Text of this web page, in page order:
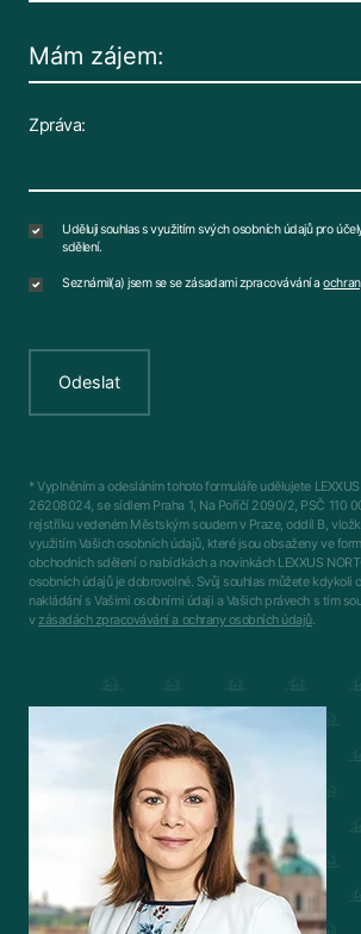
Zpráva:
Uděluji souhlas s využitím svých osobních údajů pro
sdělení.
Seznámil(a) jsem se se zásadami zpracovávání a
Odeslat
* Vyplněním a odesláním tohoto formuláře udělujete LEXXUS
26208024, se sídlem Praha 1, Na Poříčí 2090/2, PSČ 110
rejstříku vedeném Městským soudem v Praze, oddíl B,
využitím Vašich osobních údajů, které jsou obsaženy ve
obchodních sdělení o nabídkách a novinkách LEXXUS
osobních údajů je dobrovolné. Svůj souhlas můžete kdykoli
nakládání s Vašimi osobními údaji a Vašich právech s tím
v zásadách zpracovávání a ochrany osobních údajů.